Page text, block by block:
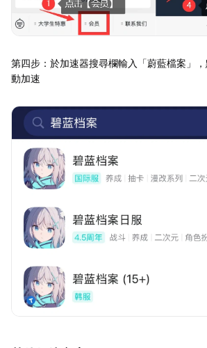
第四步：於加速器搜尋欄輸入「蔚藍檔案」
動加速